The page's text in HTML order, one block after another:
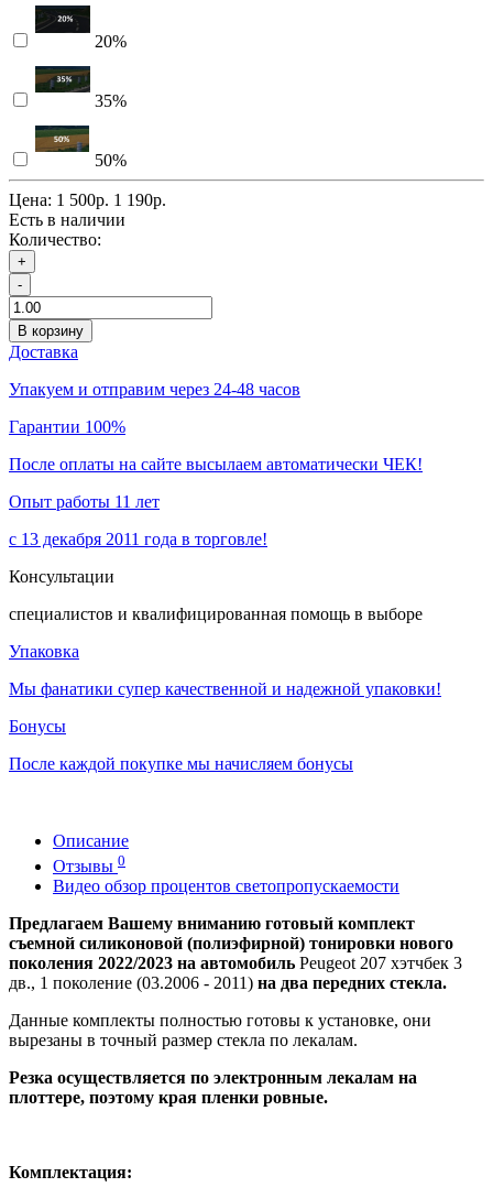
20%
35%
50%
Цена: 1 500р. 1 190р.
Есть в наличии
Количество:
+
-
В корзину
Доставка
Упакуем и отправим через 24-48 часов
Гарантии 100%
После оплаты на сайте высылаем автоматически ЧЕК!
Опыт работы 11 лет
с 13 декабря 2011 года в торговле!
Консультации
специалистов и квалифицированная помощь в выборе
Упаковка
Мы фанатики супер качественной и надежной упаковки!
Бонусы
После каждой покупке мы начисляем бонусы
Описание
Отзывы 0
Видео обзор процентов светопропускаемости
Предлагаем Вашему вниманию готовый комплект
съемной силиконовой (полиэфирной) тонировки нового
поколения 2022/2023 на автомобиль Peugeot 207 хэтчбек 3
дв., 1 поколение (03.2006 - 2011) на два передних стекла.
Данные комплекты полностью готовы к установке, они
вырезаны в точный размер стекла по лекалам.
Резка осуществляется по электронным лекалам на
плоттере, поэтому края пленки ровные.
Комплектация: